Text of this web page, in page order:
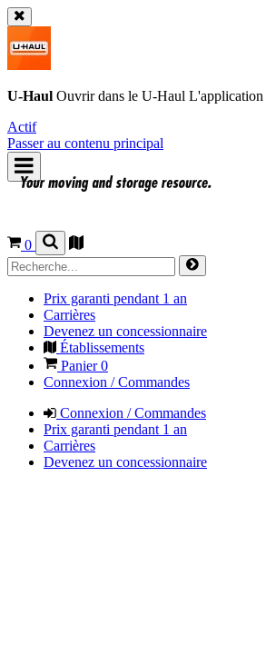
U-Haul Ouvrir dans le U-Haul L'application
Actif
Passer au contenu principal
0
Prix garanti pendant 1 an
Carrières
Devenez un concessionnaire
Établissements
Panier0
Connexion / Commandes
Connexion / Commandes
Prix garanti pendant 1 an
Carrières
Devenez un concessionnaire